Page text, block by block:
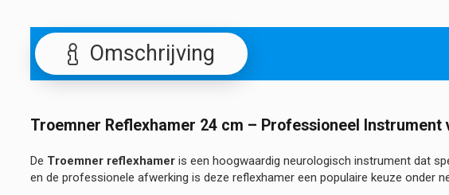
Omschrijving
Troemner Reflexhamer 24 cm – Professioneel Instrument
De Troemner reflexhameris een hoogwaardig neurologisch instrument dat
en de professionele afwerking is deze reflexhamer een populaire keuze onder